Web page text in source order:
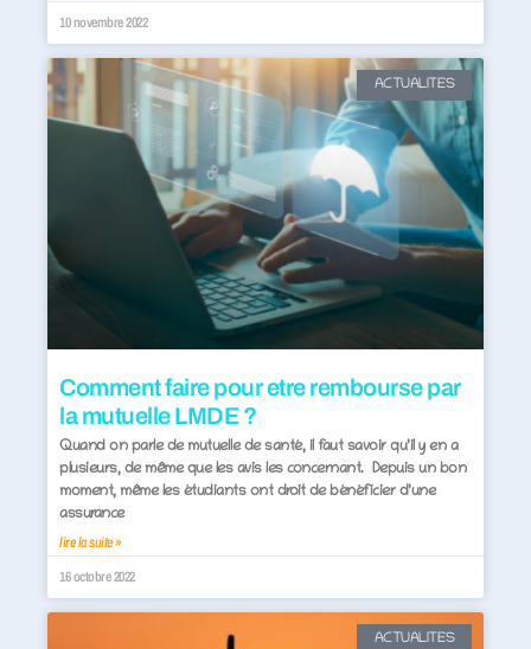
10 novembre 2022
ACTUALITES
Comment faire pour etre rembourse par
la mutuelle LMDE ?
Quand on parle de mutuelle de santé, il faut savoir qu’il y en a
plusieurs, de même que les avis les concernant. Depuis un bon
moment, même les étudiants ont droit de bénéficier d’une
assurance
lire la suite »
16 octobre 2022
ACTUALITES